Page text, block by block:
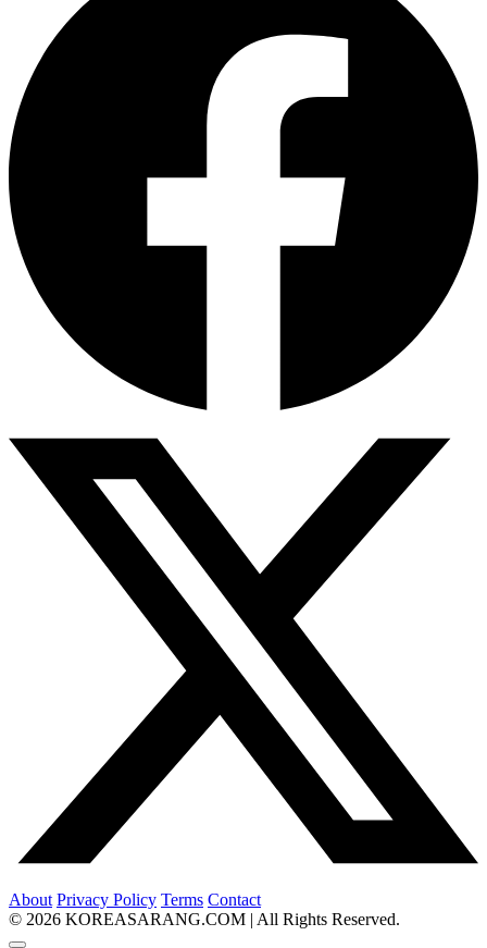
About Privacy Policy Terms Contact
© 2026 KOREASARANG.COM | All Rights Reserved.